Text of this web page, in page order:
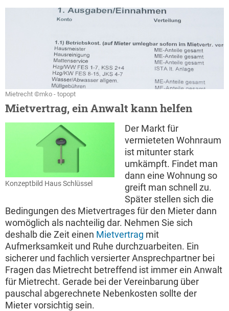
Mietrecht ©mko - topopt
Mietvertrag, ein Anwalt kann helfen
Konzeptbild Haus Schlüssel
Der Markt für
vermieteten Wohnraum
ist mitunter stark
umkämpft. Findet man
dann eine Wohnung so
greift man schnell zu.
Später stellen sich die
Bedingungen des Mietvertrages für den Mieter dann
womöglich als nachteilig dar. Nehmen Sie sich
deshalb die Zeit einen Mietvertrag mit
Aufmerksamkeit und Ruhe durchzuarbeiten. Ein
sicherer und fachlich versierter Ansprechpartner bei
Fragen das Mietrecht betreffend ist immer ein Anwalt
für Mietrecht. Gerade bei der Vereinbarung über
pauschal abgerechnete Nebenkosten sollte der
Mieter vorsichtig sein.